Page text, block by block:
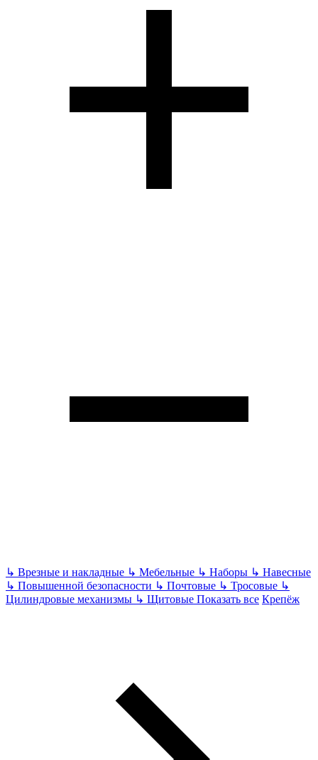
↳ Врезные и накладные ↳ Мебельные ↳ Наборы ↳ Навесные
↳ Повышенной безопасности ↳ Почтовые ↳ Тросовые ↳
Цилиндровые механизмы ↳ Щитовые Показать все Крепёж